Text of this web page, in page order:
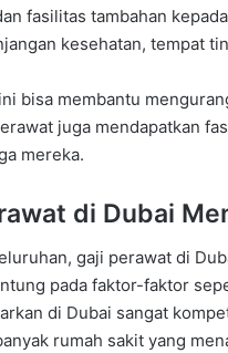
fasilitas tambahan
kesehatan, tempat
bisa membantu
juga mendapatkan
mereka.
di Dubai
gaji perawat di
pada faktor-faktor
di Dubai sangat
rumah sakit yang